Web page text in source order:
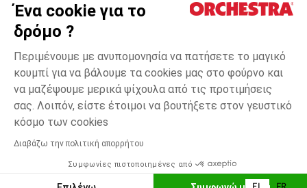
Ένα cookie για το
δρόμο ?
Περιμένουμε με ανυπομονησία να πατήσετε το μαγικό
κουμπί για να βάλουμε τα cookies μας στο φούρνο και
να μαζέψουμε μερικά ψίχουλα από τις προτιμήσεις
σας. Λοιπόν, είστε έτοιμοι να βουτήξετε στον γευστικό
κόσμο των cookies
Διαβάζω την πολιτική απορρήτου
Συμφωνίες πιστοποιημένες από
Εκρού
1
Δυνατότητα πληρωμής με
ΠΡΟΣΘΉΚΗ ΣΤΟ ΚΑΛΆΘΙ
Γενικοί 'Οροι Πώλησης
*Εμπορικες προσφορες
Προσωπικά δεδομένα
Διαχείρηση των cookies
Προσβασιμότητα: μη συμμορφούμενη
H Orchestra συμμετέχει στον κωδικά δεοντολογίας και στο σύστημα
μεσολάβησης της Γαλλικής Ομοσπονδίας Ηλεκτρονικού Εμπορίου.